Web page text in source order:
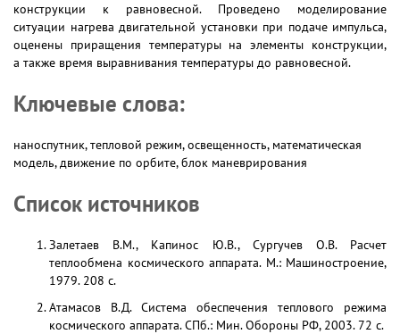
конструкции к равновесной. Проведено моделирование
ситуации нагрева двигательной установки при подаче импульса,
оценены приращения температуры на элементы конструкции,
а также время выравнивания температуры до равновесной.
Ключевые слова:
наноспутник, тепловой режим, освещенность, математическая
модель, движение по орбите, блок маневрирования
Список источников
Залетаев В.М., Капинос Ю.В., Сургучев О.В. Расчет
теплообмена космического аппарата. М.: Машиностроение,
1979. 208 с.
Атамасов В.Д. Система обеспечения теплового режима
космического аппарата. СПб.: Мин. Обороны РФ, 2003. 72 с.